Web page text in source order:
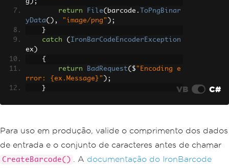
return
File( barcode .
ToPngBinar
yData(), "image/png" );
}
catch
( IronBarCodeEncoderException
ex )
{
return
BadRequest( $ "Encoding e
rror: {ex.Message}" );
}
rmat: {ex.Message}"
);
}
VB C#
Para uso em produção, valide o comprimento dos dados
de entrada e o conjunto de caracteres antes de chamar
CreateBarcode() . A documentação do IronBarcode